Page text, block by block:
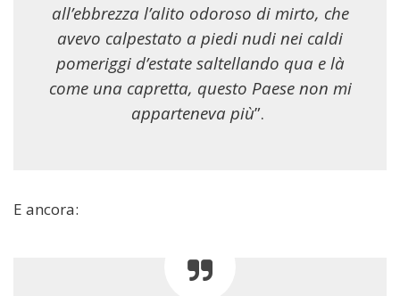
all’ebbrezza l’alito odoroso di mirto, che
avevo calpestato a piedi nudi nei caldi
pomeriggi d’estate saltellando qua e là
come una capretta, questo Paese non mi
apparteneva più”.
E ancora: